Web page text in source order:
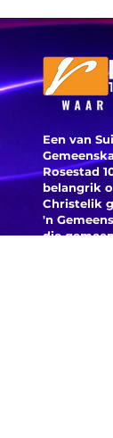
uit
Een van
Rosestad
belangrik
Christelik
'n
die